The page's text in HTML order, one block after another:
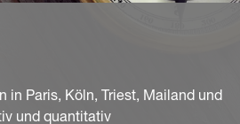
in Paris, Köln, Triest, Mailand und
und quantitativ